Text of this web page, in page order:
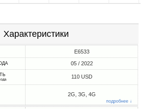
Характеристики
E6533
05 / 2022
110 USD
2G, 3G, 4G
подробнее ↓